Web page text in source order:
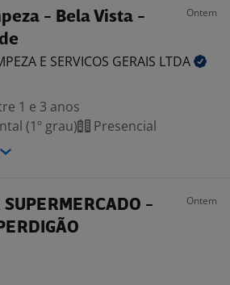
- Bela Vista -
Ontem
E SERVICOS GERAIS LTDA
1 e 3 anos
(1º grau)
Presencial
SUPERMERCADO -
Ontem